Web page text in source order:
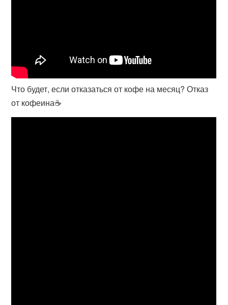
Что будет, если отказаться от кофе на месяц? Отказ
от кофеина☕️